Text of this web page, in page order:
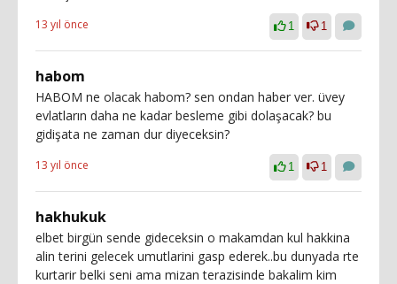
13 yıl önce 1 1
habom
HABOM ne olacak habom? sen ondan haber ver. üvey
evlatların daha ne kadar besleme gibi dolaşacak? bu
gidişata ne zaman dur diyeceksin?
13 yıl önce 1 1
hakhukuk
elbet birgün sende gideceksin o makamdan kul hakkina
alin terini gelecek umutlarini gasp ederek..bu dunyada rte
kurtarir belki seni ama mizan terazisinde bakalim kim